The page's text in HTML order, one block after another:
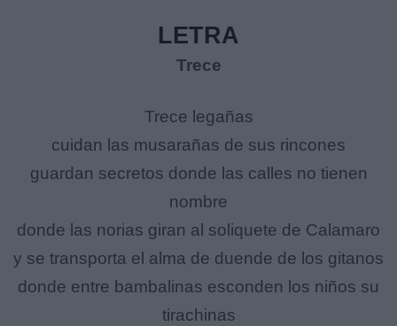
LETRA
Trece
Trece legañas
cuidan las musarañas de sus rincones
guardan secretos donde las calles no tienen
nombre
donde las norias giran al soliquete de Calamaro
y se transporta el alma de duende de los gitanos
donde entre bambalinas esconden los niños su
tirachinas